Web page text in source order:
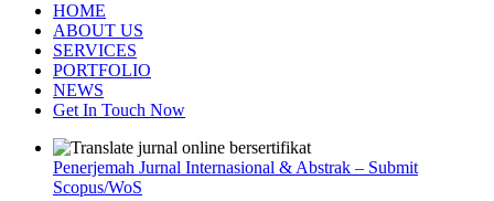
HOME
ABOUT US
SERVICES
PORTFOLIO
NEWS
Get In Touch Now
Penerjemah Jurnal Internasional & Abstrak – Submit
Scopus/WoS